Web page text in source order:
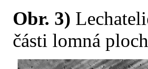
Obr. 3)
části lomná